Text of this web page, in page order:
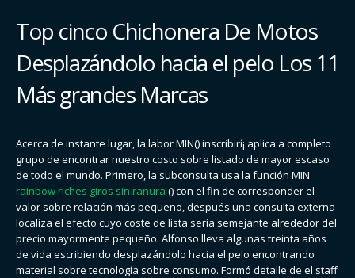
Top cinco Chichonera De Motos
Desplazándolo hacia el pelo Los 11
Más grandes Marcas
Acerca de instante lugar, la labor MIN() inscribirí¡ aplica a completo
grupo de encontrar nuestro costo sobre listado de mayor escaso
de todo el mundo. Primero, la subconsulta usa la función MIN
rainbow riches giros sin ranura () con el fin de corresponder el
valor sobre relación más pequeño, después una consulta externa
localiza el efecto cuyo coste de lista serí­a semejante alrededor del
precio mayormente pequeño. Alfonso lleva algunas treinta años
de vida escribiendo desplazándolo hacia el pelo encontrando
material sobre tecnología sobre consumo. Formó detalle de el staff